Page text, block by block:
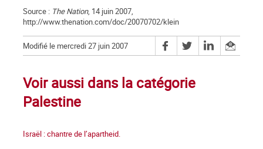
Source : The Nation, 14 juin 2007,
http://www.thenation.com/doc/20070702/klein
Modifié le mercredi 27 juin 2007
Voir aussi dans la catégorie
Palestine
Israël : chantre de l’apartheid.